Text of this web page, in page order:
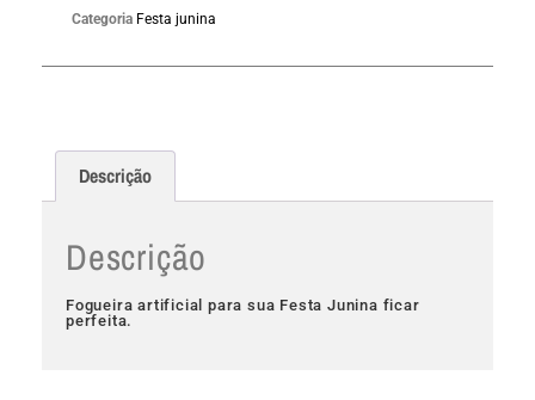
Categoria Festa junina
Descrição
Descrição
Fogueira artificial para sua Festa Junina ficar
perfeita.